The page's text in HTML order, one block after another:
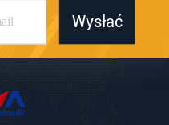
Wysłać